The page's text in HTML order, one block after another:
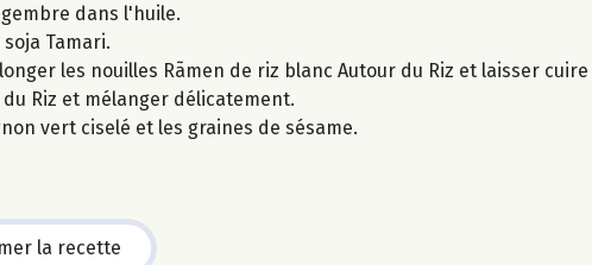
dans l'huile.
Tamari.
les nouilles Rãmen de riz blanc Autour du Riz et laisser cuire
du Riz et mélanger délicatement.
vert ciselé et les graines de sésame.
la recette